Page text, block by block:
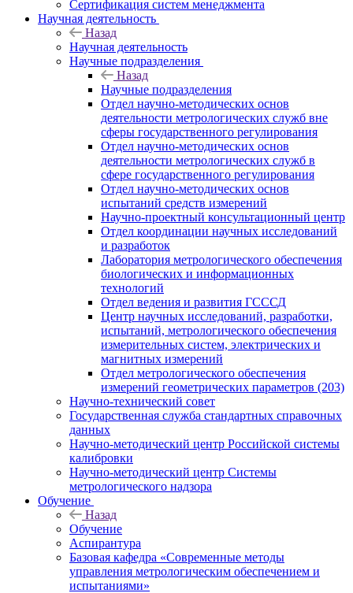
Сертификация систем менеджмента
Научная деятельность
Назад
Научная деятельность
Научные подразделения
Назад
Научные подразделения
Отдел научно-методических основ
деятельности метрологических служб вне
сферы государственного регулирования
Отдел научно-методических основ
деятельности метрологических служб в
сфере государственного регулирования
Отдел научно-методических основ
испытаний средств измерений
Научно-проектный консультационный центр
Отдел координации научных исследований
и разработок
Лаборатория метрологического обеспечения
биологических и информационных
технологий
Отдел ведения и развития ГСССД
Центр научных исследований, разработки,
испытаний, метрологического обеспечения
измерительных систем, электрических и
магнитных измерений
Отдел метрологического обеспечения
измерений геометрических параметров (203)
Научно-технический совет
Государственная служба стандартных справочных
данных
Научно-методический центр Российской системы
калибровки
Научно-методический центр Системы
метрологического надзора
Обучение
Назад
Обучение
Аспирантура
Базовая кафедра «Современные методы
управления метрологическим обеспечением и
испытаниями»